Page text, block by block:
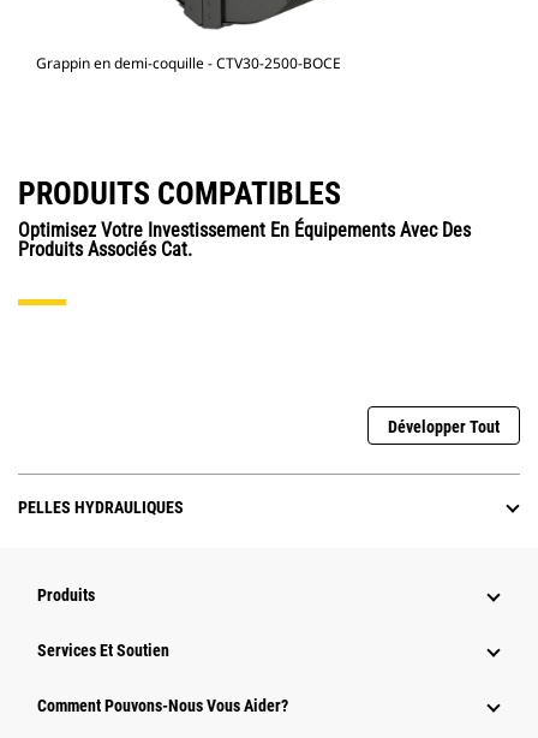
Grappin en demi-coquille - CTV30-2500-BOCE
PRODUITS COMPATIBLES
Optimisez Votre Investissement En Équipements Avec Des
Produits Associés Cat.
Développer Tout
PELLES HYDRAULIQUES
Produits
Services Et Soutien
Comment Pouvons-Nous Vous Aider?